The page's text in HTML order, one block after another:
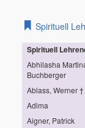
Spirituell
Spirituell
Abhilasha
Buchberger
Ablass, Werner †
Adima
Aigner, Patrick